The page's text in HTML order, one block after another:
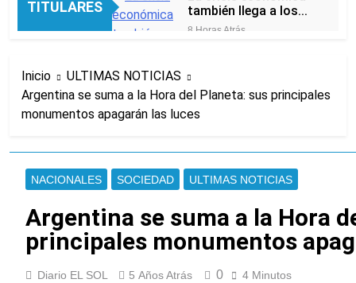
TITULARES
también llega a los
templos: casi la
alimentos, dinero o
trabajo
8 Horas Atrás
14 Horas Atrás
Lionel Messi llegará a
Rosario para
Murió Jorge Messi,
padre de Lionel
Messi, a los 68 años
19 Horas Atrás
Thiago Medina fue
imputado
formalmente por
abuso sexual
20 Horas Atrás
CTA profundizan su
Inicio
ULTIMAS NOTICIAS
Argentina se suma a la Hora del Planeta: sus principales
monumentos apagarán las luces
NACIONALES SOCIEDAD ULTIMAS NOTICIAS
Argentina se suma a la Hora
principales monumentos
Diario EL SOL 5 Años Atrás 0 4 Minutos